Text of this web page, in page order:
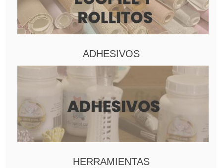
ADHESIVOS
HERRAMIENTAS